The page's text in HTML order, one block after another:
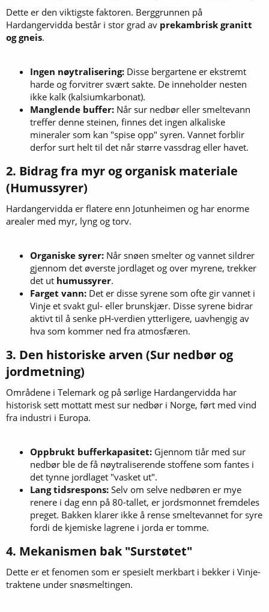
Dette er den viktigste faktoren. Berggrunnen på
Hardangervidda består i stor grad av prekambrisk granitt
og gneis.
Ingen nøytralisering: Disse bergartene er ekstremt
harde og forvitrer svært sakte. De inneholder nesten
ikke kalk (kalsiumkarbonat).
Manglende buffer: Når sur nedbør eller smeltevann
treffer denne steinen, finnes det ingen alkaliske
mineraler som kan "spise opp" syren. Vannet forblir
derfor surt helt til det når større vassdrag eller havet.
2. Bidrag fra myr og organisk materiale
(Humussyrer)​
Hardangervidda er flatere enn Jotunheimen og har enorme
arealer med myr, lyng og torv.
Organiske syrer: Når snøen smelter og vannet sildrer
gjennom det øverste jordlaget og over myrene, trekker
det ut humussyrer.
Farget vann: Det er disse syrene som ofte gir vannet i
Vinje et svakt gul- eller brunskjær. Disse syrene bidrar
aktivt til å senke pH-verdien ytterligere, uavhengig av
hva som kommer ned fra atmosfæren.
3. Den historiske arven (Sur nedbør og
jordmetning)​
Områdene i Telemark og på sørlige Hardangervidda har
historisk sett mottatt mest sur nedbør i Norge, ført med vind
fra industri i Europa.
Oppbrukt bufferkapasitet: Gjennom tiår med sur
nedbør ble de få nøytraliserende stoffene som fantes i
det tynne jordlaget "vasket ut".
Lang tidsrespons: Selv om selve nedbøren er mye
renere i dag enn på 80-tallet, er jordsmonnet fremdeles
preget. Bakken klarer ikke å rense smeltevannet for syre
fordi de kjemiske lagrene i jorda er tomme.
4. Mekanismen bak "Surstøtet"​
Dette er et fenomen som er spesielt merkbart i bekker i Vinje-
traktene under snøsmeltingen.